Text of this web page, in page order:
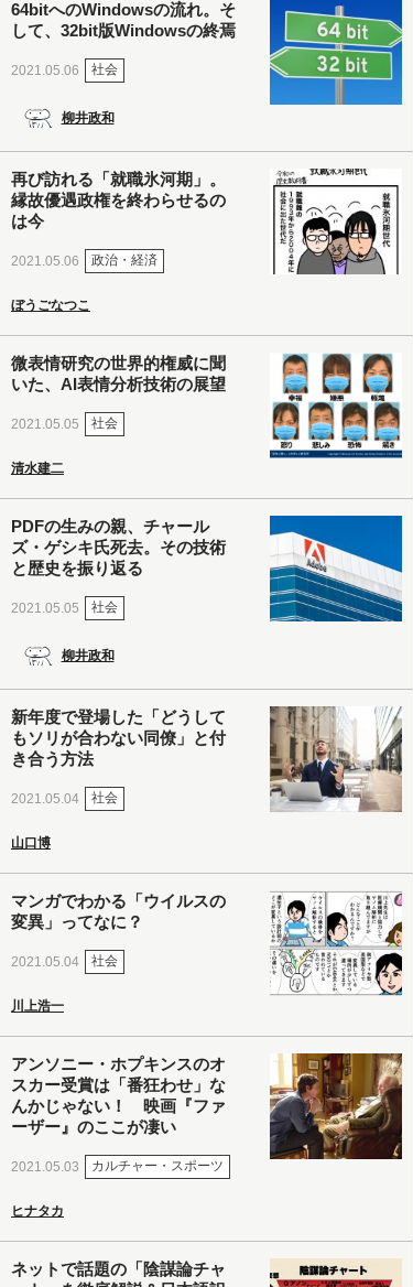
64bitへのWindowsの流れ。そ
して、32bit版Windowsの終焉
2021.05.06 社会
柳井政和
再び訪れる「就職氷河期」。
縁故優遇政権を終わらせるの
は今
2021.05.06 政治・経済
ぼうごなつこ
微表情研究の世界的権威に聞
いた、AI表情分析技術の展望
2021.05.05 社会
清水建二
PDFの生みの親、チャール
ズ・ゲシキ氏死去。その技術
と歴史を振り返る
2021.05.05 社会
柳井政和
新年度で登場した「どうして
もソリが合わない同僚」と付
き合う方法
2021.05.04 社会
山口博
マンガでわかる「ウイルスの
変異」ってなに？
2021.05.04 社会
川上浩一
アンソニー・ホプキンスのオ
スカー受賞は「番狂わせ」な
んかじゃない！ 映画『ファ
ーザー』のここが凄い
2021.05.03 カルチャー・スポーツ
ヒナタカ
ネットで話題の「陰謀論チャ